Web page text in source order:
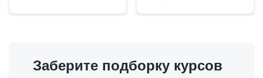
Заберите подборку курсов